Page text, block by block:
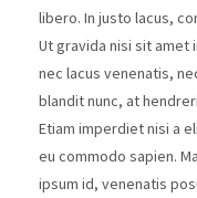
libero. In justo lacus,
Ut gravida nisi sit amet
nec lacus venenatis,
blandit nunc, at
Etiam imperdiet nisi a
eu commodo sapien.
ipsum id, venenatis